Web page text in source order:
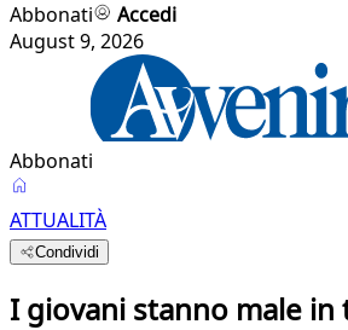
Abbonati
Accedi
August 9, 2026
Abbonati
ATTUALITÀ
Condividi
I giovani stanno male